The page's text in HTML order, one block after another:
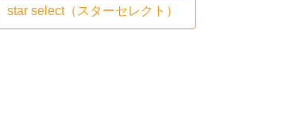
star select（スターセレクト）